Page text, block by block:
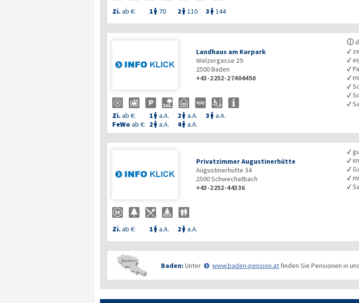
Zi.ab €: 1  70 2  110 3  144
Landhaus am Kurpark
Welzergasse 29
2500Baden
+43-2252-27404450
Zi.ab €: 1  a.A. 2  a.A. 3  a.A.
FeWo ab €: 2  a.A. 4 a.A.
ⓘ
✓
✓
✓
✓
✓
✓
✓
Privatzimmer Augustinerhütte
Augustinerhütte 34
2500Schwechatbach
+43-2252-44336
Zi.ab €: 1  a.A. 2  a.A.
✓
✓
✓
✓
✓
Baden: Unter www.baden-pension.at finden Sie Pensionen in